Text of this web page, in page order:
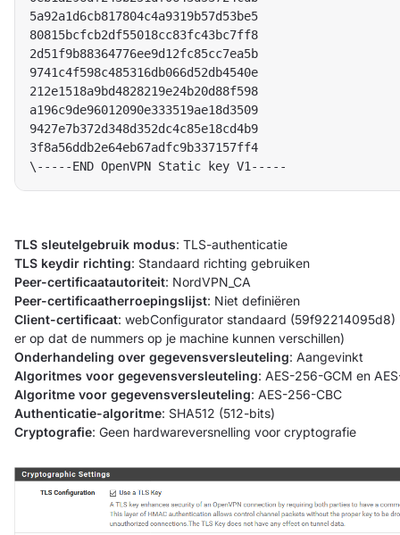
5a92a1d6cb817804c4a9319b57d53be5
80815bcfcb2df55018cc83fc43bc7ff8
2d51f9b88364776ee9d12fc85cc7ea5b
9741c4f598c485316db066d52db4540e
212e1518a9bd4828219e24b20d88f598
a196c9de96012090e333519ae18d3509
9427e7b372d348d352dc4c85e18cd4b9
3f8a56ddb2e64eb67adfc9b337157ff4
TLS sleutelgebruik modus: TLS-authenticatie
TLS keydir richting: Standaard richting gebruiken
Peer-certificaatautoriteit: NordVPN_CA
Peer-certificaatherroepingslijst: Niet definiëren
Client-certificaat: webConfigurator standaard (59f92214095d8)
er op dat de nummers op je machine kunnen verschillen)
Onderhandeling over gegevensversleuteling: Aangevinkt
Algoritmes voor gegevensversleuteling: AES-256-GCM en
Algoritme voor gegevensversleuteling: AES-256-CBC
Authenticatie-algoritme: SHA512 (512-bits)
Cryptografie: Geen hardwareversnelling voor cryptografie